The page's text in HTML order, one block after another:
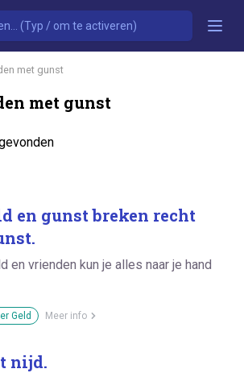
met gunst
met gunst
en gunst breken recht
en vrienden kun je alles naar je hand
Geld Meer info
nijd.